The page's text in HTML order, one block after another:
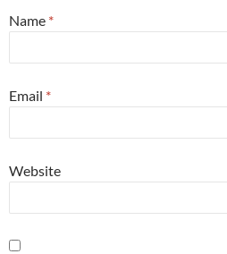
Name *
Email *
Website